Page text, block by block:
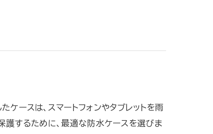
ースは、スマートフォンやタブレットを雨
護するために、最適な防水ケースを選びま